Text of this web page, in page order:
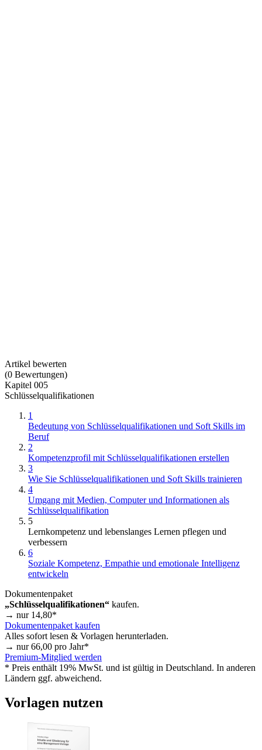
Artikel bewerten
(0 Bewertungen)
Kapitel 005
Schlüsselqualifikationen
1
Bedeutung von Schlüsselqualifikationen und Soft Skills im
Beruf
2
Kompetenzprofil mit Schlüsselqualifikationen erstellen
3
Wie Sie Schlüsselqualifikationen und Soft Skills trainieren
4
Umgang mit Medien, Computer und Informationen als
Schlüsselqualifikation
5
Lernkompetenz und lebenslanges Lernen pflegen und
verbessern
6
Soziale Kompetenz, Empathie und emotionale Intelligenz
entwickeln
Dokumentenpaket
„Schlüsselqualifikationen“ kaufen.
→ nur 14,80*
Dokumentenpaket kaufen
Alles sofort lesen & Vorlagen herunterladen.
→ nur66,00 pro Jahr*
Premium-Mitglied werden
* Preis enthält 19% MwSt. und ist gültig in Deutschland. In anderen
Ländern ggf. abweichend.
Vorlagen nutzen